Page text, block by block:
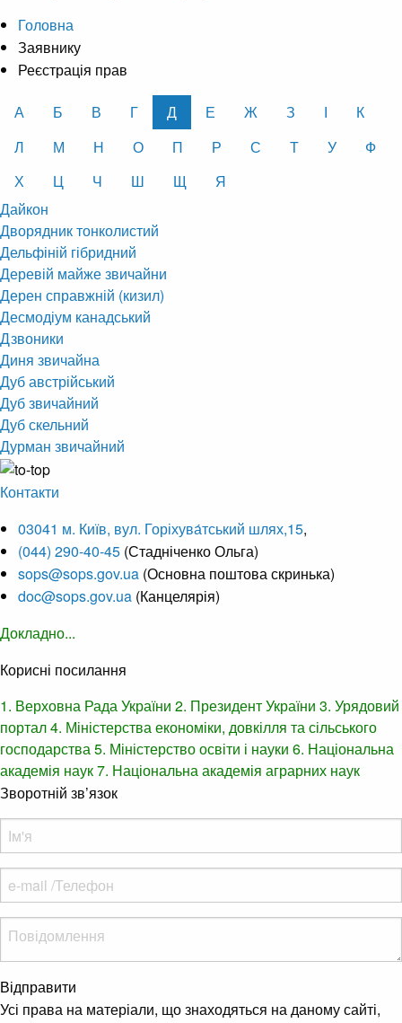
Головна
Заявнику
Реєстрація прав
А Б В Г Д Е Ж З І
К
Л
М Н О П Р С Т У
Ф
Х
Ц Ч Ш Щ
Я
Дайкон
Дворядник тонколистий
Дельфіній гібридний
Деревій майже звичайни
Дерен справжній (кизил)
Десмодіум канадський
Дзвоники
Диня звичайна
Дуб австрійський
Дуб звичайний
Дуб скельний
Дурман звичайний
Контакти
03041 м. Київ, вул. Горіхува́тський шлях,15,
(044) 290-40-45 (Стадніченко Ольга)
sops@sops.gov.ua (Основна поштова скринька)
doc@sops.gov.ua (Канцелярія)
Докладно...
Корисні посилання
1. Верховна Рада України 2. Президент України 3. Урядовий
портал4. Міністерства економіки, довкілля та сільського
господарства5. Міністерство освіти і науки 6. Національна
академія наук7. Національна академія аграрних наук
Зворотній зв’язок
Відправити
Усі права на матеріали, що знаходяться на даному сайті,